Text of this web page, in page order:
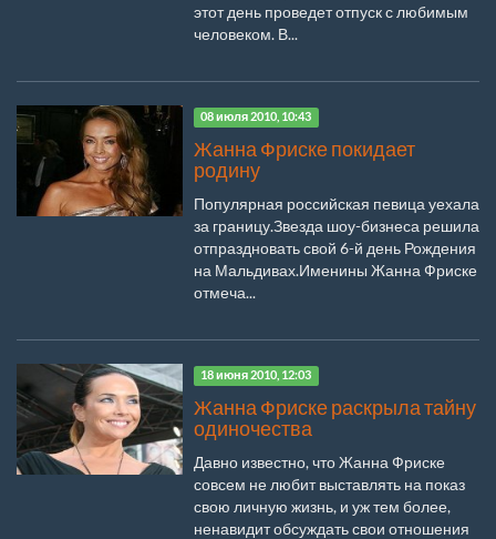
этот день проведет отпуск с любимым
человеком. В...
08 июля 2010, 10:43
Жанна Фриске покидает
родину
Популярная российская певица уехала
за границу.Звезда шоу-бизнеса решила
отпраздновать свой 6-й день Рождения
на Мальдивах.Именины Жанна Фриске
отмеча...
18 июня 2010, 12:03
Жанна Фриске раскрыла тайну
одиночества
Давно известно, что Жанна Фриске
совсем не любит выставлять на показ
свою личную жизнь, и уж тем более,
ненавидит обсуждать свои отношения